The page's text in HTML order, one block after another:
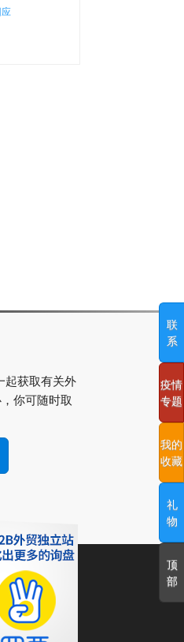
起获取有关外
你可随时取
联
系
疫情
专题
我的
收藏
礼
物
顶
部